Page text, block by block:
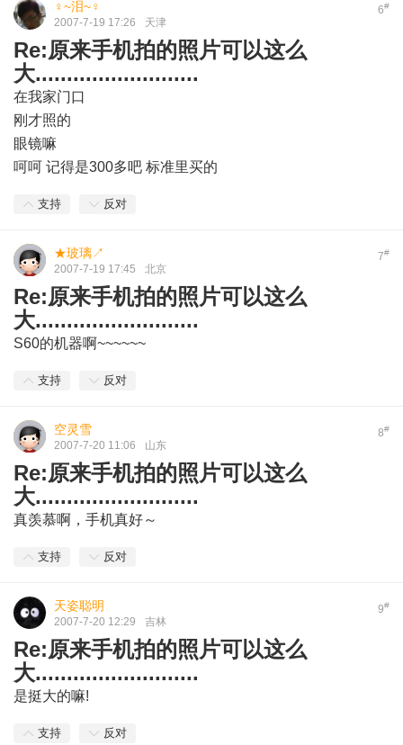
6#
♀~泪~♀
2007-7-19 17:26 天津
Re:原来手机拍的照片可以这么
大..........................
在我家门口
刚才照的
眼镜嘛
呵呵 记得是300多吧 标准里买的
支持 反对
7#
★玻璃↗
2007-7-19 17:45 北京
Re:原来手机拍的照片可以这么
大..........................
S60的机器啊~~~~~~
支持 反对
8#
空灵雪
2007-7-20 11:06 山东
Re:原来手机拍的照片可以这么
大..........................
真羡慕啊，手机真好～
支持 反对
9#
天姿聪明
2007-7-20 12:29 吉林
Re:原来手机拍的照片可以这么
大..........................
是挺大的嘛!
支持 反对